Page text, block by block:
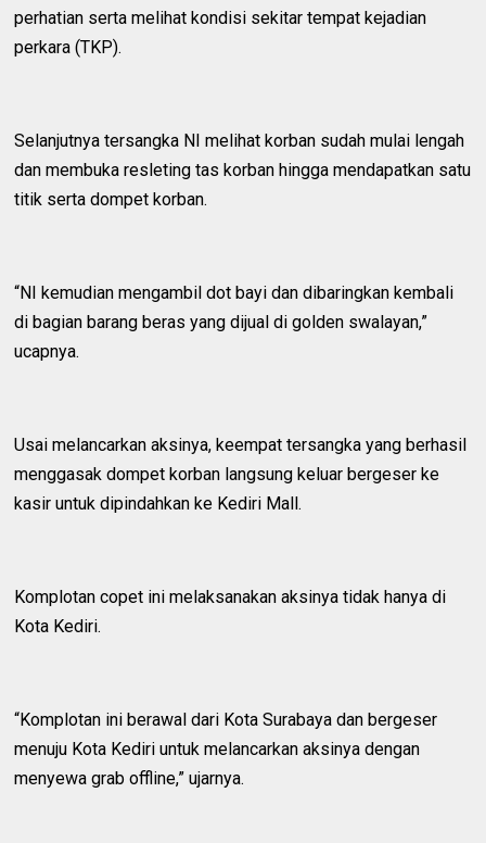
perhatian serta melihat kondisi sekitar tempat kejadian
perkara (TKP).
Selanjutnya tersangka NI melihat korban sudah mulai lengah
dan membuka resleting tas korban hingga mendapatkan satu
titik serta dompet korban.
“NI kemudian mengambil dot bayi dan dibaringkan kembali
di bagian barang beras yang dijual di golden swalayan,”
ucapnya.
Usai melancarkan aksinya, keempat tersangka yang berhasil
menggasak dompet korban langsung keluar bergeser ke
kasir untuk dipindahkan ke Kediri Mall.
Komplotan copet ini melaksanakan aksinya tidak hanya di
Kota Kediri.
“Komplotan ini berawal dari Kota Surabaya dan bergeser
menuju Kota Kediri untuk melancarkan aksinya dengan
menyewa grab offline,” ujarnya.